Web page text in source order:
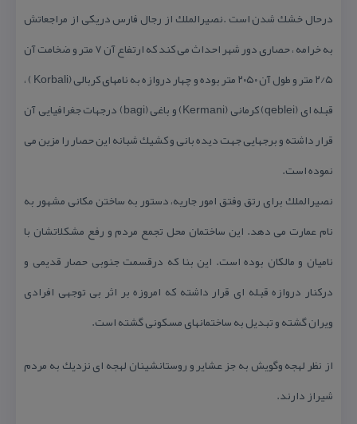
درحال خشك شدن است .نصیرالملك از رجال فارس دریكی از مراجعاتش
به خرامه ، حصاری دور شهر احداث می كند كه ارتفاع آن ۷ متر و ضخامت آن
۲/۵ متر و طول آن ۲۰۵۰ متر بوده و چهار دروازه به نامهای كربالی (Korbali ) ،
قبله ای (qeblei) كرمانی (Kermani) و باغی (bagi) درجهات جغرافیایی آن
قرار داشته و برجهایی جهت دیده بانی و كشیك شبانه این حصار را مزین می
نموده است.
نصیرالملك برای رتق وفتق امور جاریه، دستور به ساختن مكانی مشهور به
نام عمارت می دهد. این ساختمان محل تجمع مردم و رفع مشكلاتشان با
نامیان و مالكان بوده است. این بنا كه درقسمت جنوبی حصار قدیمی و
دركنار دروازه قبله ای قرار داشته كه امروزه بر اثر بی توجهی افرادی
ویران گشته و تبدیل به ساختمانهای مسكونی گشته است.
از نظر لهجه وگویش به جز عشایر و روستانشینان لهجه ای نزدیك به مردم
شیراز دارند.